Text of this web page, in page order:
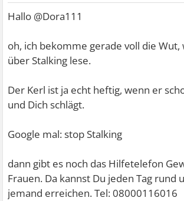
Hallo @Dora111
oh, ich bekomme gerade voll die Wut,
über Stalking lese.
Der Kerl ist ja echt heftig, wenn er
und Dich schlägt.
Google mal: stop Stalking
dann gibt es noch das Hilfetelefon
Frauen. Da kannst Du jeden Tag rund
jemand erreichen. Tel: 08000116016